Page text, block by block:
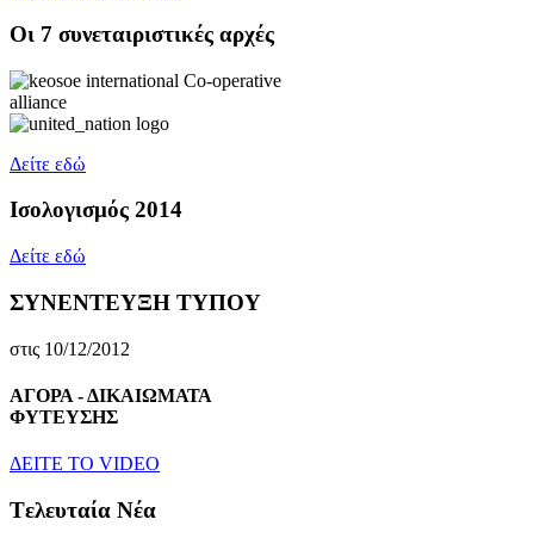
Oι 7 συνεταιριστικές αρχές
Δείτε εδώ
Ισολογισμός 2014
Δείτε εδώ
ΣΥΝΕΝΤΕΥΞΗ ΤΥΠΟΥ
στις 10/12/2012
ΑΓΟΡΑ - ΔΙΚΑΙΩΜΑΤΑ
ΦΥΤΕΥΣΗΣ
ΔEITE TO VIDEO
Tελευταία Nέα